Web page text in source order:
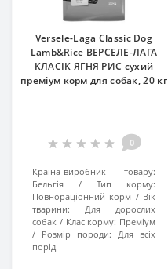
Versele-Laga Classic Dog
Lamb&Rice ВЕРСЕЛЕ-ЛАГА
КЛАСІК ЯГНЯ РИС сухий
преміум корм для собак, 20 кг
0
Країна-виробник товару:
Бельгія
Тип корму:
Повнораціонний корм
Вік
тварини:
Для дорослих
собак
Клас корму: Преміум
Розмір породи:
Для всіх
порід